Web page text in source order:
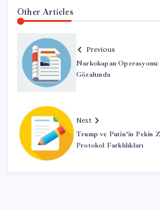
Other Articles
Previous
Narkokapan Operasyonu:
Gözaltında
Next
Trump ve Putin’in Pekin
Protokol Farklılıkları